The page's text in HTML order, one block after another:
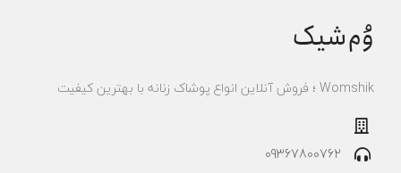
وُم‌شیک
Womshik ؛ فروش آنلاین انواع پوشاک زنانه با بهترین کیفیت
09367800762